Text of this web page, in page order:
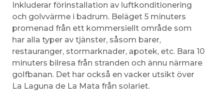
Inkluderar förinstallation av luftkonditionering
och golvvärme i badrum. Beläget 5 minuters
promenad från ett kommersiellt område som
har alla typer av tjänster, såsom barer,
restauranger, stormarknader, apotek, etc. Bara 10
minuters bilresa från stranden och ännu närmare
golfbanan. Det har också en vacker utsikt över
La Laguna de La Mata från solariet.